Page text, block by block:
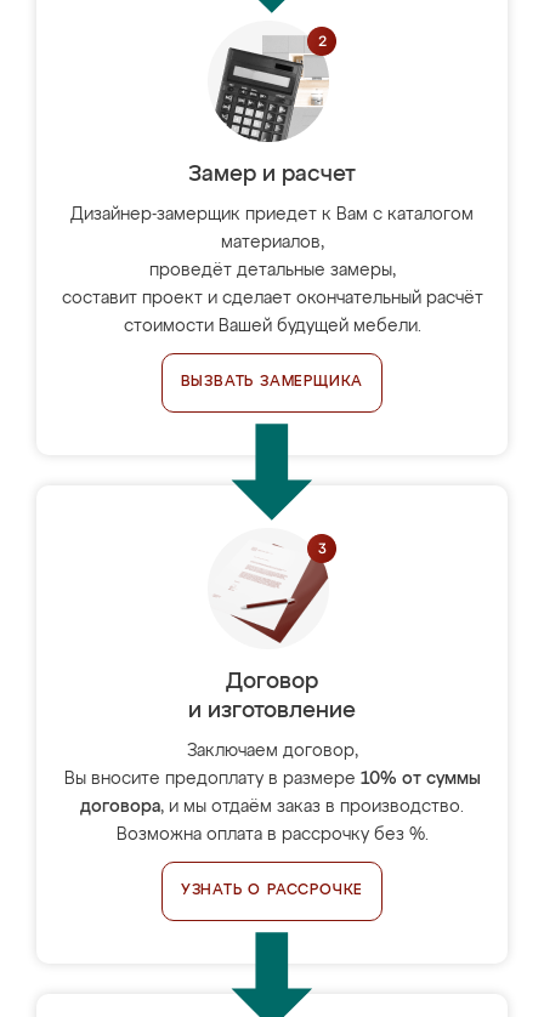
Замер и расчет
Дизайнер-замерщик приедет к Вам с каталогом
материалов,
проведёт детальные замеры,
составит проект и сделает окончательный расчёт
стоимости Вашей будущей мебели.
ВЫЗВАТЬ ЗАМЕРЩИКА
Договор
и изготовление
Заключаем договор,
Вы вносите предоплату в размере 10% от суммы
договора, и мы отдаём заказ в производство.
Возможна оплата в рассрочку без %.
УЗНАТЬ О РАССРОЧКЕ